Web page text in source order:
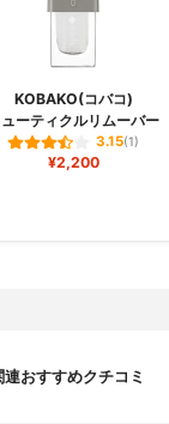
KOBAKO(コバコ)
ーティクルリムーバー
3.15(1)
¥2,200
連おすすめクチコミ